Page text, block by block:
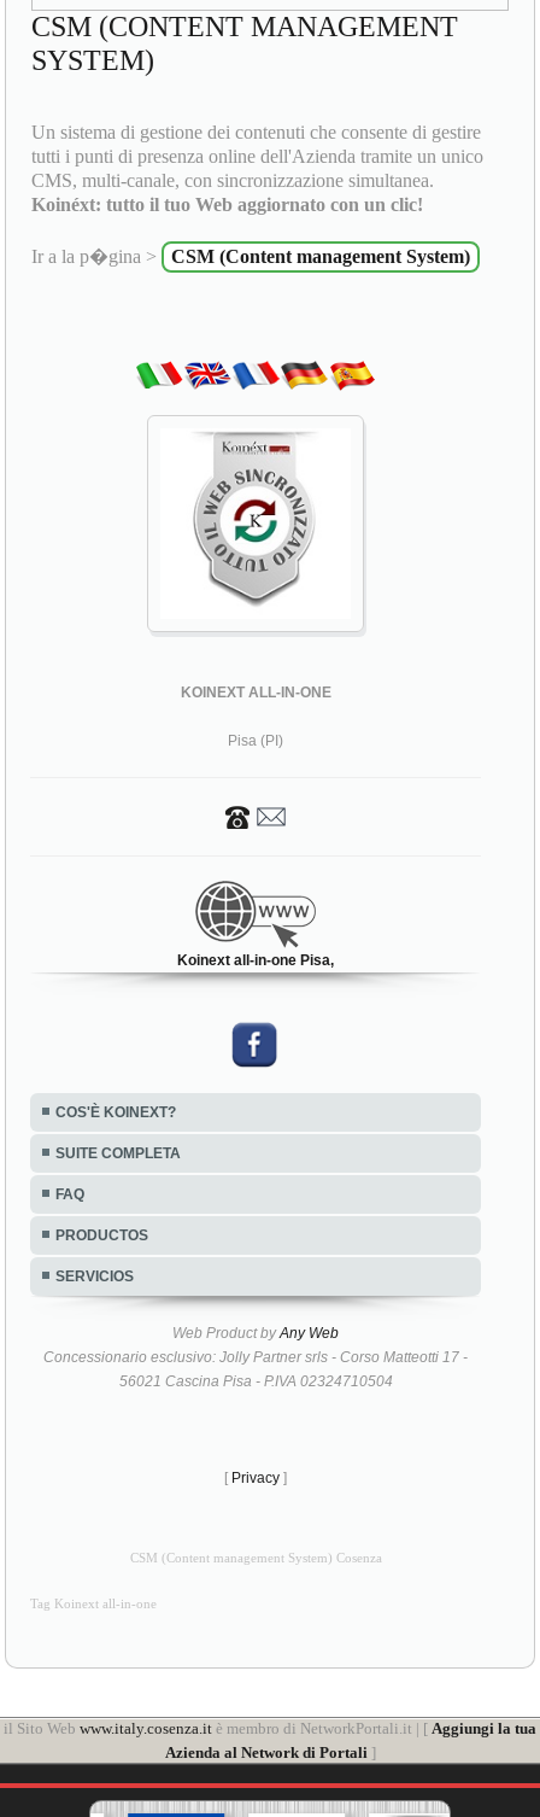
CSM (CONTENT MANAGEMENT
SYSTEM)
Un sistema di gestione dei contenuti che consente di gestire
tutti i punti di presenza online dell'Azienda tramite un unico
CMS, multi-canale, con sincronizzazione simultanea.
Koinéxt: tutto il tuo Web aggiornato con un clic!
Ir a la p�gina > CSM (Content management System)
KOINEXT ALL-IN-ONE
Pisa (PI)
Koinext all-in-one Pisa,
COS'È KOINEXT?
SUITE COMPLETA
FAQ
PRODUCTOS
SERVICIOS
Web Product byAny Web
Concessionario esclusivo: Jolly Partner srls - Corso Matteotti 17 -
56021 Cascina Pisa - P.IVA 02324710504
[ Privacy ]
CSM (Content management System) Cosenza
Tag Koinext all-in-one
il Sito Web www.italy.cosenza.it è membro di NetworkPortali.it | [ Aggiungi la tua
Azienda al Network di Portali ]